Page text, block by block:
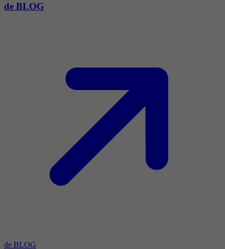
de BLOG
de BLOG